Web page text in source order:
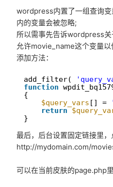
wordpress内置了一组查询
内的变量会被忽略;
所以需事先告诉wordpress
允许movie_name这个变量以
添加方法：
1
2
3
6
add_filter(
function
{
$query_vars [] =
return
}
最后，后台设置固定链接里
http://mydomain.com/
可以在当前皮肤的page.php